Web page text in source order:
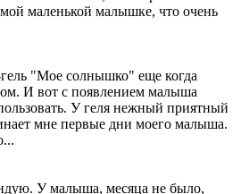
маленькой малышке, что очень
"Мое солнышко" еще когда
И вот с появлением малыша
У геля нежный приятный
мне первые дни моего малыша.
У малыша, месяца не было,